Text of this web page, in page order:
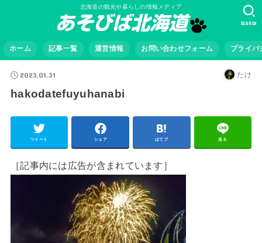
北海道の観光や暮らしの情報メディア
ホーム 記事一覧 運営情報 お問い合わせフォーム プライバ
SEARCH
2023.01.31 たけ
hakodatefuyuhanabi
ツイート シェア はてブ 送る
［記事内には広告が含まれています］